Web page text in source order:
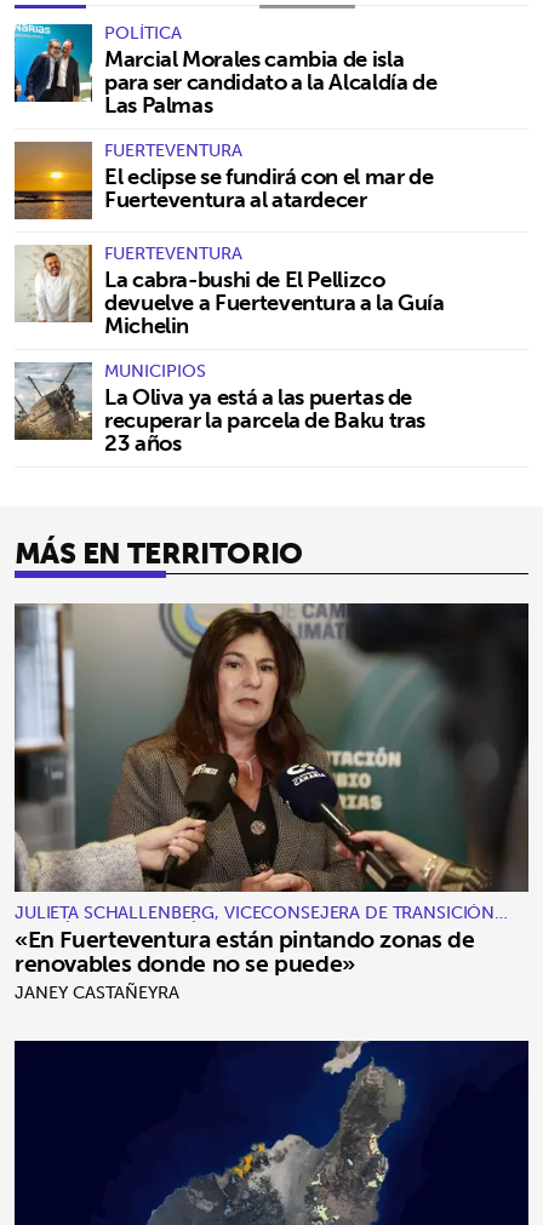
POLÍTICA
Marcial Morales cambia de isla
para ser candidato a la Alcaldía de
Las Palmas
FUERTEVENTURA
El eclipse se fundirá con el mar de
Fuerteventura al atardecer
FUERTEVENTURA
La cabra-bushi de El Pellizco
devuelve a Fuerteventura a la Guía
Michelin
MUNICIPIOS
La Oliva ya está a las puertas de
recuperar la parcela de Baku tras
23 años
MÁS EN TERRITORIO
JULIETA SCHALLENBERG, VICECONSEJERA DE TRANSICIÓN
ECOLÓGICA Y ENERGÍA
«En Fuerteventura están pintando zonas de
renovables donde no se puede»
JANEY CASTAÑEYRA